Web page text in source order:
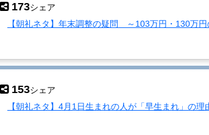
173シェア
【朝礼ネタ】年末調整の疑問 ～103万円・130万
153シェア
【朝礼ネタ】4月1日生まれの人が「早生まれ」の